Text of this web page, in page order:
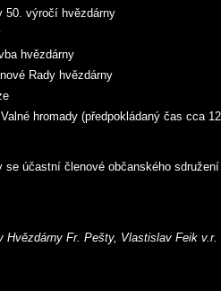
50. výročí hvězdárny
hvězdárny
Rady hvězdárny
hromady (předpokládaný čas cca
se účastní členové občanského
Hvězdárny Fr. Pešty, Vlastislav Feik v.r.